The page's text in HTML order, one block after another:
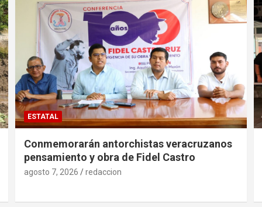
ESTATAL
Conmemorarán antorchistas veracruzanos
pensamiento y obra de Fidel Castro
agosto 7, 2026 redaccion